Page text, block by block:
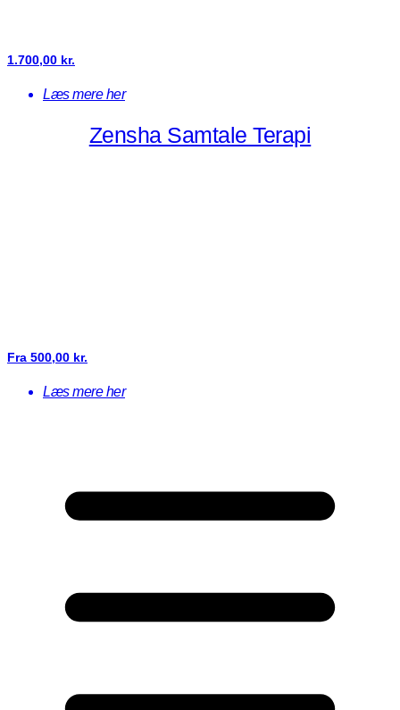
1.700,00 kr.
Læs mere her
Zensha Samtale Terapi
Fra 500,00 kr.
Læs mere her